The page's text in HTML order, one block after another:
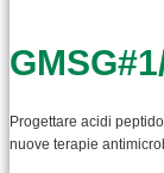
Progettare acidi
nuove terapie